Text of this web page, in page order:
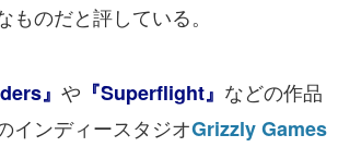
ものだと評している。
』 や 『Superflight』 などの作品
インディースタジオGrizzly Games